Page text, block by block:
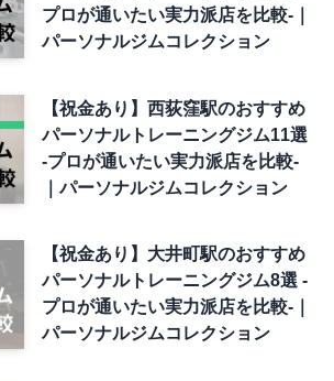
プロが通いたい実力派店を比較-｜
パーソナルジムコレクション
【祝金あり】西荻窪駅のおすすめ
パーソナルトレーニングジム11選
-プロが通いたい実力派店を比較-
｜パーソナルジムコレクション
【祝金あり】大井町駅のおすすめ
パーソナルトレーニングジム8選 -
プロが通いたい実力派店を比較-｜
パーソナルジムコレクション